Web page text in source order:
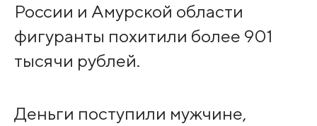
России и Амурской области
фигуранты похитили более 901
тысячи рублей.
Деньги поступили мужчине,